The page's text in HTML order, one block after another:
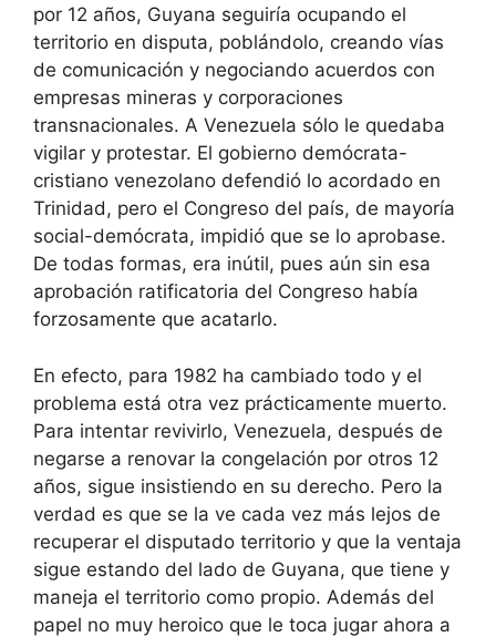
por 12 años, Guyana seguiría ocupando el
territorio en disputa, poblándolo, creando vías
de comunicación y negociando acuerdos con
empresas mineras y corporaciones
transnacionales. A Venezuela sólo le quedaba
vigilar y protestar. El gobierno demócrata-
cristiano venezolano defendió lo acordado en
Trinidad, pero el Congreso del país, de mayoría
social-demócrata, impidió que se lo aprobase.
De todas formas, era inútil, pues aún sin esa
aprobación ratificatoria del Congreso había
forzosamente que acatarlo.
En efecto, para 1982 ha cambiado todo y el
problema está otra vez prácticamente muerto.
Para intentar revivirlo, Venezuela, después de
negarse a renovar la congelación por otros 12
años, sigue insistiendo en su derecho. Pero la
verdad es que se la ve cada vez más lejos de
recuperar el disputado territorio y que la ventaja
sigue estando del lado de Guyana, que tiene y
maneja el territorio como propio. Además del
papel no muy heroico que le toca jugar ahora a